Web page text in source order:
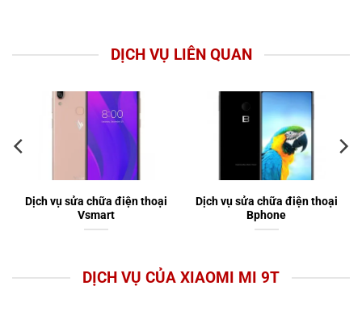
DỊCH VỤ LIÊN QUAN
Dịch vụ sửa chữa điện thoại
Vsmart
Dịch vụ sửa chữa điện thoại
Bphone
DỊCH VỤ CỦA XIAOMI MI 9T